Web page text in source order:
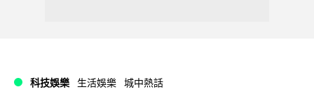
科技娛樂 生活娛樂 城中熱話